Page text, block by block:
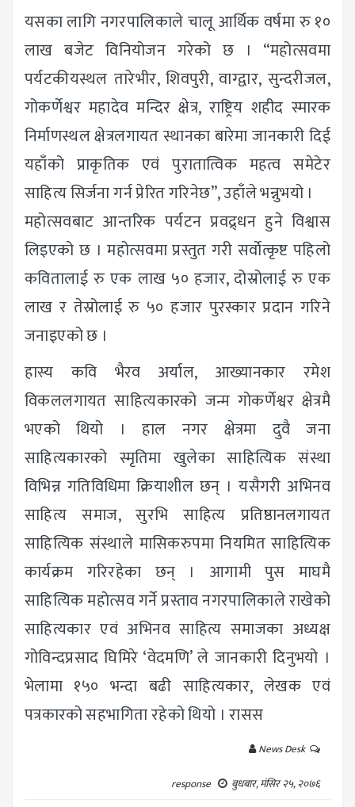
यसका लागि नगरपालिकाले चालू आर्थिक वर्षमा रु १०
लाख बजेट विनियोजन गरेको छ । “महोत्सवमा
पर्यटकीयस्थल तारेभीर, शिवपुरी, वाग्द्वार, सुन्दरीजल,
गोकर्णेश्वर महादेव मन्दिर क्षेत्र, राष्ट्रिय शहीद स्मारक
निर्माणस्थल क्षेत्रलगायत स्थानका बारेमा जानकारी दिई
यहाँको प्राकृतिक एवं पुरातात्विक महत्व समेटेर
साहित्य सिर्जना गर्न प्रेरित गरिनेछ”, उहाँले भन्नुभयो ।
महोत्सवबाट आन्तरिक पर्यटन प्रवद्र्धन हुने विश्वास
लिइएको छ । महोत्सवमा प्रस्तुत गरी सर्वाेत्कृष्ट पहिलो
कवितालाई रु एक लाख ५० हजार, दोस्रोलाई रु एक
लाख र तेस्रोलाई रु ५० हजार पुरस्कार प्रदान गरिने
जनाइएको छ ।
हास्य कवि भैरव अर्याल, आख्यानकार रमेश
विकललगायत साहित्यकारको जन्म गोकर्णेश्वर क्षेत्रमै
भएको थियो । हाल नगर क्षेत्रमा दुवै जना
साहित्यकारको स्मृतिमा खुलेका साहित्यिक संस्था
विभिन्न गतिविधिमा क्रियाशील छन् । यसैगरी अभिनव
साहित्य समाज, सुरभि साहित्य प्रतिष्ठानलगायत
साहित्यिक संस्थाले मासिकरुपमा नियमित साहित्यिक
कार्यक्रम गरिरहेका छन् । आगामी पुस माघमै
साहित्यिक महोत्सव गर्ने प्रस्ताव नगरपालिकाले राखेको
साहित्यकार एवं अभिनव साहित्य समाजका अध्यक्ष
गोविन्दप्रसाद घिमिरे ‘वेदमणि’ ले जानकारी दिनुभयो ।
भेलामा १५० भन्दा बढी साहित्यकार, लेखक एवं
पत्रकारको सहभागिता रहेको थियो । रासस
News Desk
response
बुधबार, मंसिर २५, २०७६